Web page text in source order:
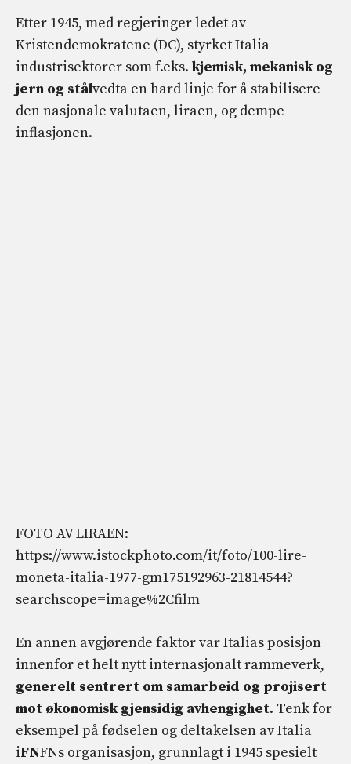
Etter 1945, med regjeringer ledet av
Kristendemokratene (DC), styrket Italia
industrisektorer som f.eks. kjemisk, mekanisk og
jern og stålvedta en hard linje for å stabilisere
den nasjonale valutaen, liraen, og dempe
inflasjonen.
FOTO AV LIRAEN:
https://www.istockphoto.com/it/foto/100-lire-
moneta-italia-1977-gm175192963-21814544?
searchscope=image%2Cfilm
En annen avgjørende faktor var Italias posisjon
innenfor et helt nytt internasjonalt rammeverk,
generelt sentrert om samarbeid og projisert
mot økonomisk gjensidig avhengighet. Tenk for
eksempel på fødselen og deltakelsen av Italia
iFNFNs organisasjon, grunnlagt i 1945 spesielt